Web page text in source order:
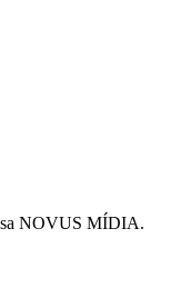
NOVUS MÍDIA.